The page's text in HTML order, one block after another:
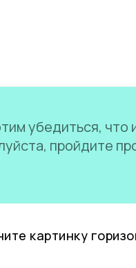
убедиться, что
пройдите
картинку